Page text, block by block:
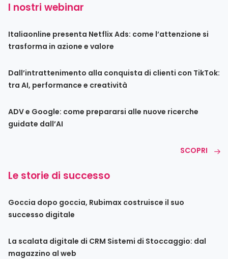
I nostri webinar
Italiaonline presenta Netflix Ads: come l’attenzione si
trasforma in azione e valore
Dall’intrattenimento alla conquista di clienti con TikTok:
tra AI, performance e creatività
ADV e Google: come prepararsi alle nuove ricerche
guidate dall’AI
SCOPRI
Le storie di successo
Goccia dopo goccia, Rubimax costruisce il suo
successo digitale
La scalata digitale di CRM Sistemi di Stoccaggio: dal
magazzino al web